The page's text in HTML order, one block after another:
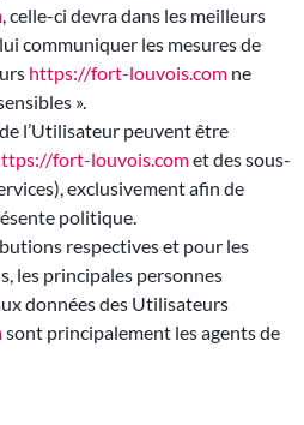
, celle-ci devra dans les meilleurs
communiquer les mesures de
https://fort-louvois.com ne
».
l’Utilisateur peuvent être
fort-louvois.comet des sous-
exclusivement afin de
politique.
respectives et pour les
les principales personnes
données des Utilisateurs
sont principalement les agents de